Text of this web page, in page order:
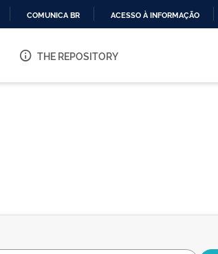
O
COMUNICA BR ACESSO À INFORMAÇÃO
THE REPOSITORY